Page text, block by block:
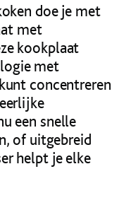
doe je met
met
kookplaat
met
concentreren
een snelle
of uitgebreid
helpt je elke